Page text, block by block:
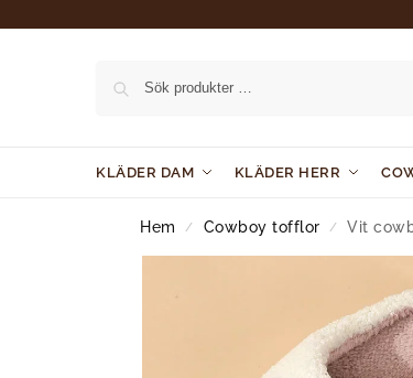
KLÄDER DAM KLÄDER HERR
Hem / Cowboy tofflor / Vit